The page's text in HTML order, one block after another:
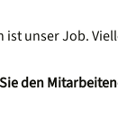
unser Job.
den